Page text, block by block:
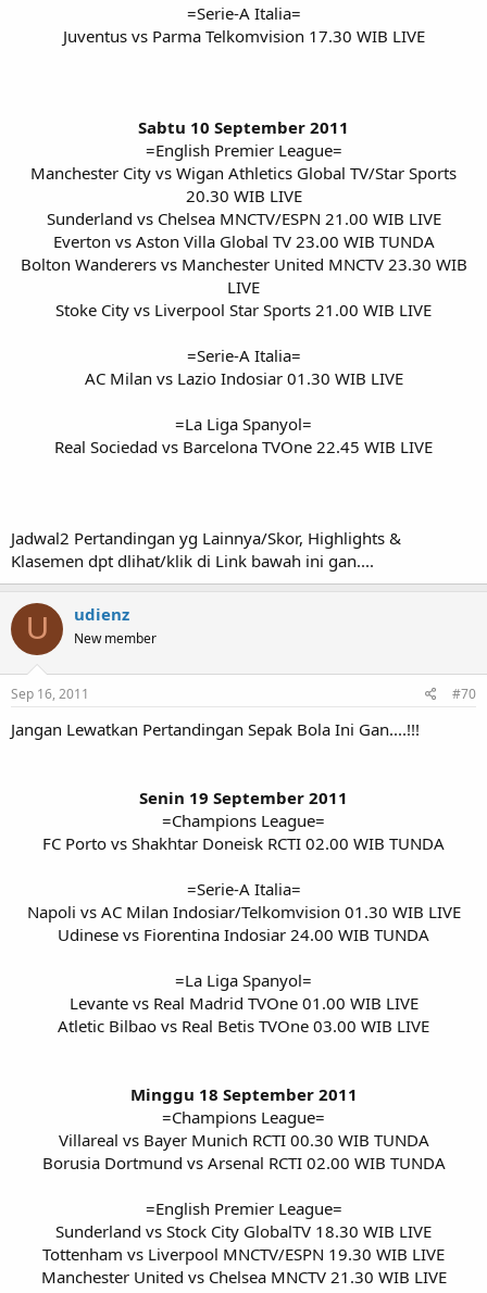
=Serie-A Italia=
Juventus vs Parma Telkomvision 17.30 WIB LIVE
Sabtu 10 September 2011
=English Premier League=
Manchester City vs Wigan Athletics Global TV/Star Sports
20.30 WIB LIVE
Sunderland vs Chelsea MNCTV/ESPN 21.00 WIB LIVE
Everton vs Aston Villa Global TV 23.00 WIB TUNDA
Bolton Wanderers vs Manchester United MNCTV 23.30 WIB
LIVE
Stoke City vs Liverpool Star Sports 21.00 WIB LIVE
=Serie-A Italia=
AC Milan vs Lazio Indosiar 01.30 WIB LIVE
=La Liga Spanyol=
Real Sociedad vs Barcelona TVOne 22.45 WIB LIVE​
Jadwal2 Pertandingan yg Lainnya/Skor, Highlights &
Klasemen dpt dlihat/klik di Link bawah ini gan....
U udienz
New member
Sep 16, 2011 #70
Jangan Lewatkan Pertandingan Sepak Bola Ini Gan....!!!
Senin 19 September 2011
=Champions League=
FC Porto vs Shakhtar Doneisk RCTI 02.00 WIB TUNDA
=Serie-A Italia=
Napoli vs AC Milan Indosiar/Telkomvision 01.30 WIB LIVE
Udinese vs Fiorentina Indosiar 24.00 WIB TUNDA
=La Liga Spanyol=
Levante vs Real Madrid TVOne 01.00 WIB LIVE
Atletic Bilbao vs Real Betis TVOne 03.00 WIB LIVE
Minggu 18 September 2011
=Champions League=
Villareal vs Bayer Munich RCTI 00.30 WIB TUNDA
Borusia Dortmund vs Arsenal RCTI 02.00 WIB TUNDA
=English Premier League=
Sunderland vs Stock City GlobalTV 18.30 WIB LIVE
Tottenham vs Liverpool MNCTV/ESPN 19.30 WIB LIVE
Manchester United vs Chelsea MNCTV 21.30 WIB LIVE